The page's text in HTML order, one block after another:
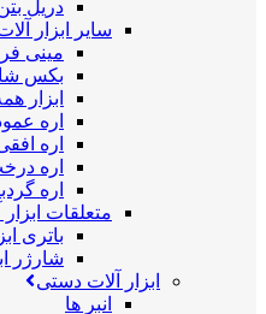
دریل
سایر ابزار
مینی
بکس
ابزار
اره
اره
اره
اره
متعلقات
باتری
شارژر
ابزار آلات دستی
انبر ها